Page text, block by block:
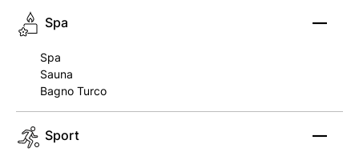
Spa
Spa
Sauna
Bagno Turco
Sport